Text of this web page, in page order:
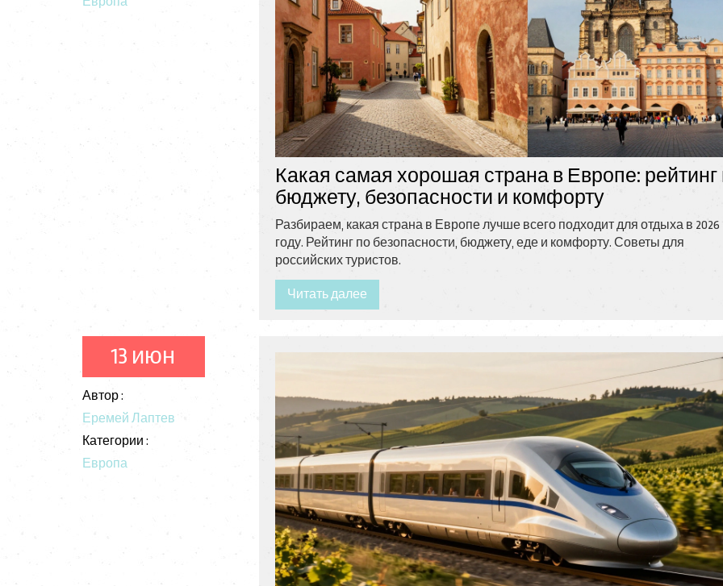
Какая самая хорошая страна в Европе: рейтинг
бюджету, безопасности и комфорту
Разбираем, какая страна в Европе лучше всего подходит для отдыха в 2026
году. Рейтинг по безопасности, бюджету, еде и комфорту. Советы для
российских туристов.
Читать далее
13 июн
Автор :
Еремей Лаптев
Категории :
Европа